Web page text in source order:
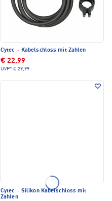
Cytec · Kabelschloss mit Zahlen
€ 22,99
UVP* € 29,99
Cytec · Silikon Kabelschloss mit
Zahlen